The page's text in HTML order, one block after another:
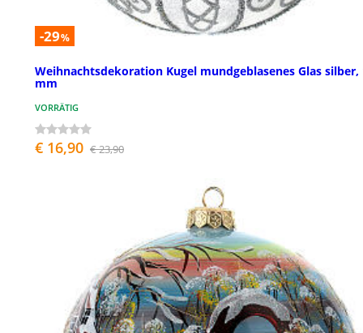
-29%
Weihnachtsdekoration Kugel mundgeblasenes Glas silber,
mm
VORRÄTIG
€ 16,90 € 23,90